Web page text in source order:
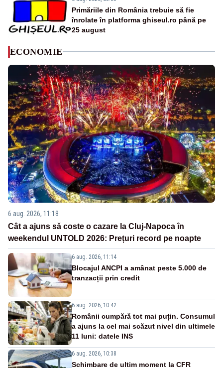
Primăriile din România trebuie să fie
înrolate în platforma ghiseul.ro până pe
25 august
ECONOMIE
6 aug. 2026, 11:18
Cât a ajuns să coste o cazare la Cluj-Napoca în
weekendul UNTOLD 2026: Prețuri record pe noapte
6 aug. 2026, 11:14
Blocajul ANCPI a amânat peste 5.000 de
tranzacții prin credit
6 aug. 2026, 10:42
Românii cumpără tot mai puțin. Consumul
a ajuns la cel mai scăzut nivel din ultimele
11 luni: datele INS
6 aug. 2026, 10:38
Schimbare de ultim moment la CFR